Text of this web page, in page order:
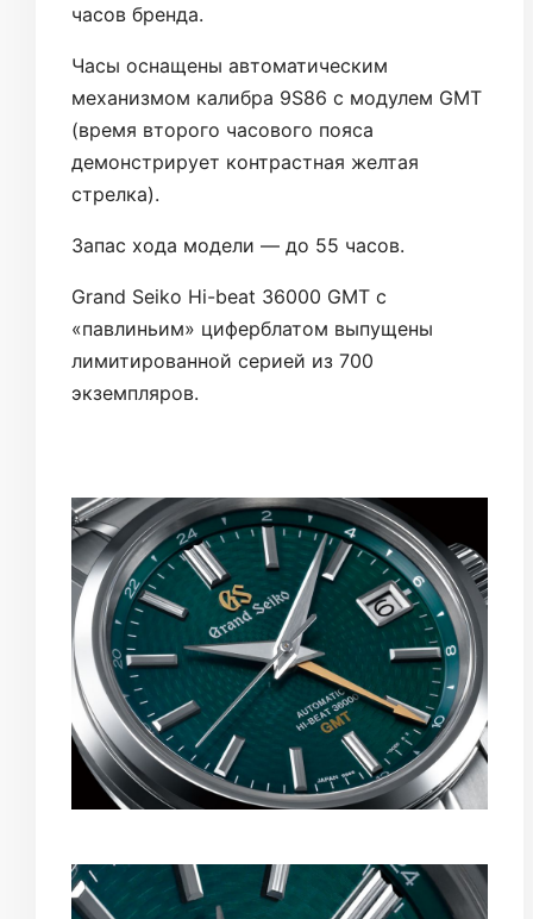
часов бренда.
Часы оснащены автоматическим
механизмом калибра 9S86 с модулем GMT
(время второго часового пояса
демонстрирует контрастная желтая
стрелка).
Запас хода модели — до 55 часов.
Grand Seiko Hi-beat 36000 GMT с
«павлиньим» циферблатом выпущены
лимитированной серией из 700
экземпляров.